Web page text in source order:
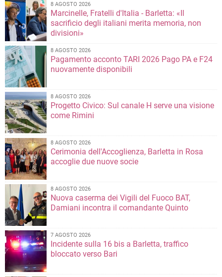
8 AGOSTO 2026
Marcinelle, Fratelli d'Italia - Barletta: «Il
sacrificio degli italiani merita memoria, non
divisioni»
8 AGOSTO 2026
Pagamento acconto TARI 2026 Pago PA e F24
nuovamente disponibili
8 AGOSTO 2026
Progetto Civico: Sul canale H serve una visione
come Rimini
8 AGOSTO 2026
Cerimonia dell'Accoglienza, Barletta in Rosa
accoglie due nuove socie
8 AGOSTO 2026
Nuova caserma dei Vigili del Fuoco BAT,
Damiani incontra il comandante Quinto
7 AGOSTO 2026
Incidente sulla 16 bis a Barletta, traffico
bloccato verso Bari